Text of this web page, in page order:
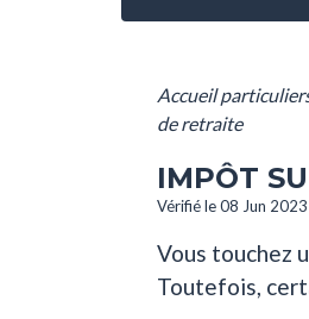
Accueil
de retraite
IMPÔT
Vérifié le 08 Jun
Vous touchez
Toutefois,